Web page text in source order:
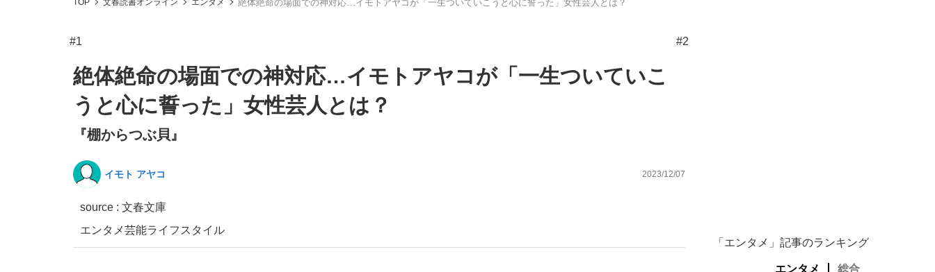
「目標達成できなかったからと言って…」サッカー日本代表・森保一監督...
TOP 文春読書オンライン エンタメ 絶体絶命の場面での神対応…イモトアヤコが「一生ついていこうと心に誓った」女性芸人とは？
#1 #2
絶体絶命の場面での神対応…イモトアヤコが「一生ついていこ
うと心に誓った」女性芸人とは？
『棚からつぶ貝』
イモト アヤコ 2023/12/07
source : 文春文庫
エンタメ芸能ライフスタイル
「エンタメ」記事のランキング
エンタメ 総合